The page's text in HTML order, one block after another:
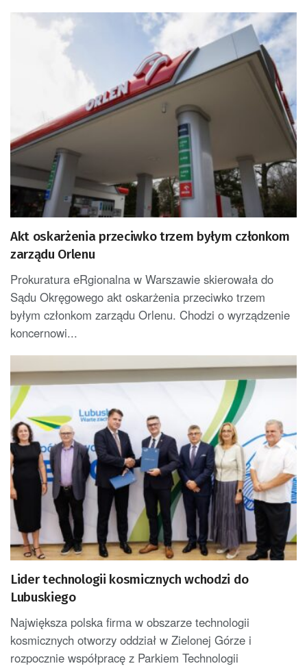
Akt oskarżenia przeciwko trzem byłym członkom
zarządu Orlenu
Prokuratura eRgionalna w Warszawie skierowała do
Sądu Okręgowego akt oskarżenia przeciwko trzem
byłym członkom zarządu Orlenu. Chodzi o wyrządzenie
koncernowi...
Lider technologii kosmicznych wchodzi do
Lubuskiego
Największa polska firma w obszarze technologii
kosmicznych otworzy oddział w Zielonej Górze i
rozpocznie współpracę z Parkiem Technologii